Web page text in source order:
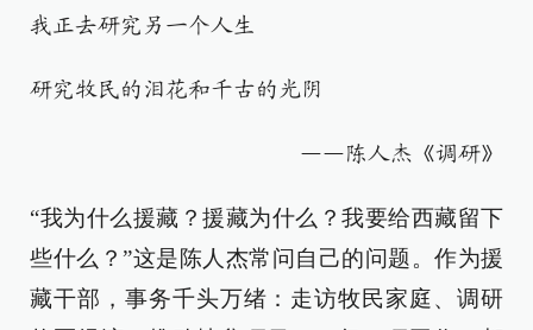
我正去研究另一个人生
研究牧民的泪花和千古的光阴
——陈人杰《调研》
“我为什么援藏？援藏为什么？我要给西藏留下
些什么？”这是陈人杰常问自己的问题。作为援
藏干部，事务千头万绪：走访牧民家庭、调研